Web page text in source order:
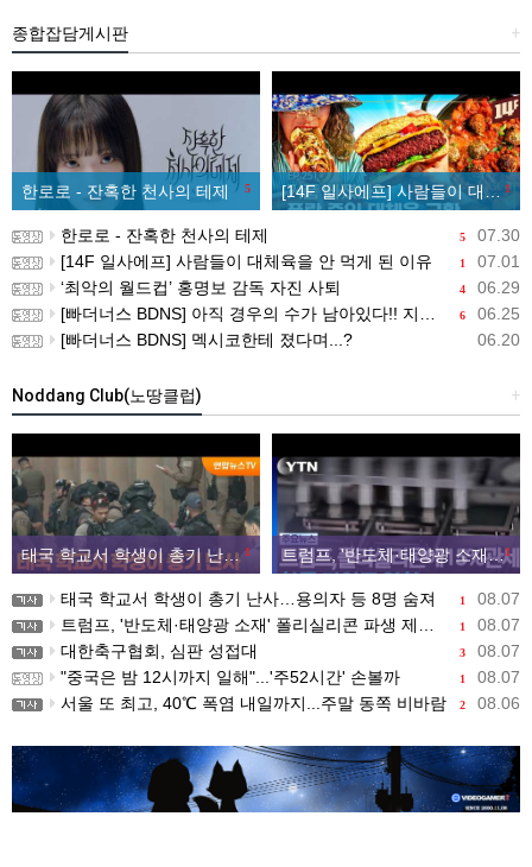
+
종합잡담게시판
5
한로로 - 잔혹한 천사의 테제 1
[14F 일사에프] 사람들이 대체육을 안 먹게 된 이유
5 07.30
한로로 - 잔혹한 천사의 테제
1 07.01
[14F 일사에프] 사람들이 대체육을 안 먹게 된 이유
4 06.29
‘최악의 월드컵’ 홍명보 감독 자진 사퇴
6 06.25
[빠더너스 BDNS] 아직 경우의 수가 남아있다!! 지금부터 시작이야!!
06.20
[빠더너스 BDNS] 멕시코한테 졌다며...?
+
Noddang Club(노땅클럽)
1
태국 학교서 학생이 총기 난사…용의자 등 8명 숨져 1
트럼프, '반도체·태양광 소재' 폴리실리콘 파생 제품에 15% 관세...한국 기업도 영향
1 08.07
태국 학교서 학생이 총기 난사…용의자 등 8명 숨져
1 08.07
트럼프, '반도체·태양광 소재' 폴리실리콘 파생 제품에 15% 관세...한국 기업도 영향
3 08.07
대한축구협회, 심판 성접대
1 08.07
"중국은 밤 12시까지 일해"...'주52시간' 손볼까
2 08.06
서울 또 최고, 40℃ 폭염 내일까지...주말 동쪽 비바람